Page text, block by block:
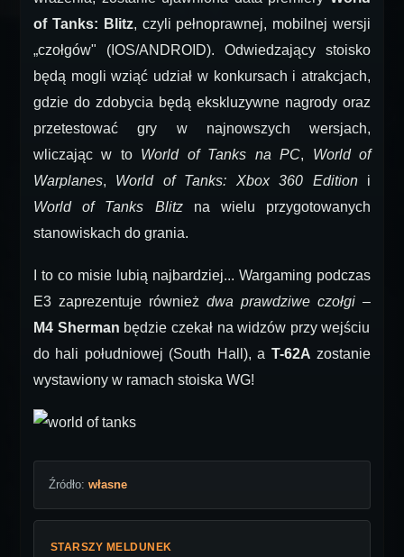
of Tanks: Blitz, czyli pełnoprawnej, mobilnej wersji
„czołgów" (IOS/ANDROID). Odwiedzający stoisko
będą mogli wziąć udział w konkursach i atrakcjach,
gdzie do zdobycia będą ekskluzywne nagrody oraz
przetestować gry w najnowszych wersjach,
wliczając w to World of Tanks na PC, World of
Warplanes, World of Tanks: Xbox 360 Editioni
World of Tanks Blitzna wielu przygotowanych
stanowiskach do grania.
I to co misie lubią najbardziej... Wargaming podczas
E3 zaprezentuje również dwa prawdziwe czołgi –
M4 Sherman będzie czekał na widzów przy wejściu
do hali południowej (South Hall), a T-62A zostanie
wystawiony w ramach stoiska WG!
Źródło: własne
STARSZY MELDUNEK